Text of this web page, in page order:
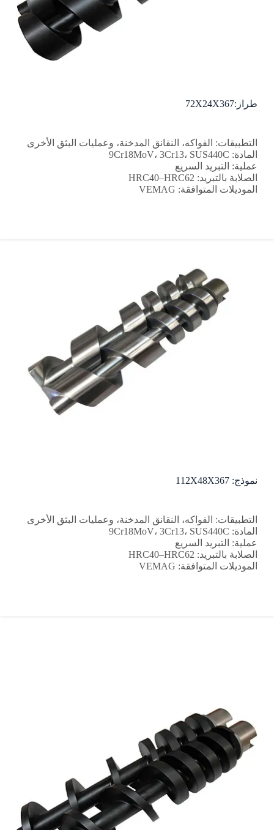
طراز:72X24X367
التطبيقات: الفواكه، النقانق المدخنة، وعمليات البثق الأخرى
المادة: 9Cr18MoV، 3Cr13، SUS440C
عملية: التبريد السريع
الصلابة بالتبريد: HRC40–HRC62
الموديلات المتوافقة: VEMAG
نموذج: 112X48X367
التطبيقات: الفواكه، النقانق المدخنة، وعمليات البثق الأخرى
المادة: 9Cr18MoV، 3Cr13، SUS440C
عملية: التبريد السريع
الصلابة بالتبريد: HRC40–HRC62
الموديلات المتوافقة: VEMAG